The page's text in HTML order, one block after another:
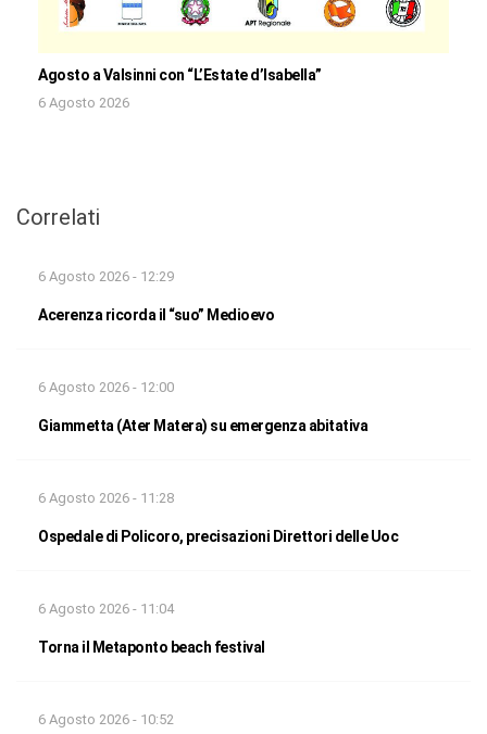
Agosto a Valsinni con “L’Estate d’Isabella”
6 Agosto 2026
Correlati
6 Agosto 2026 - 12:29
Acerenza ricorda il “suo” Medioevo
6 Agosto 2026 - 12:00
Giammetta (Ater Matera) su emergenza abitativa
6 Agosto 2026 - 11:28
Ospedale di Policoro, precisazioni Direttori delle Uoc
6 Agosto 2026 - 11:04
Torna il Metaponto beach festival
6 Agosto 2026 - 10:52